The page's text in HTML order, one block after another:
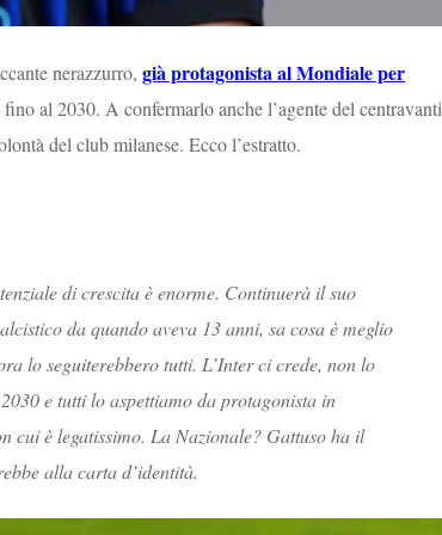
nerazzurro, già protagonista al Mondiale per
al 2030. A confermarlo anche l’agente del centravanti
del club milanese. Ecco l’estratto.
di crescita è enorme. Continuerà il suo
da quando aveva 13 anni, sa cosa è meglio
lo seguiterebbero tutti. L’Inter ci crede, non lo
e tutti lo aspettiamo da protagonista in
cui è legatissimo. La Nazionale? Gattuso ha il
alla carta d’identità.